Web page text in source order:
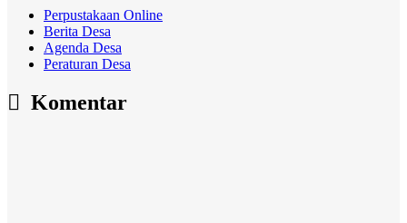
Perpustakaan Online
Berita Desa
Agenda Desa
Peraturan Desa
Komentar